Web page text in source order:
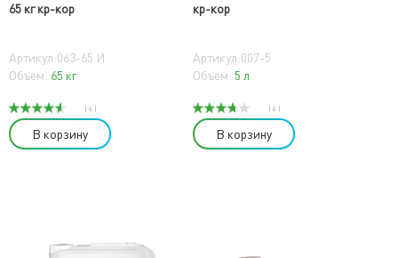
65 кг кр-кор
Артикул:063-65 И
Объем: 65 кг
( 4 )
В корзину
кр-кор
Артикул:007-5
Объем: 5 л
( 6 )
В корзину